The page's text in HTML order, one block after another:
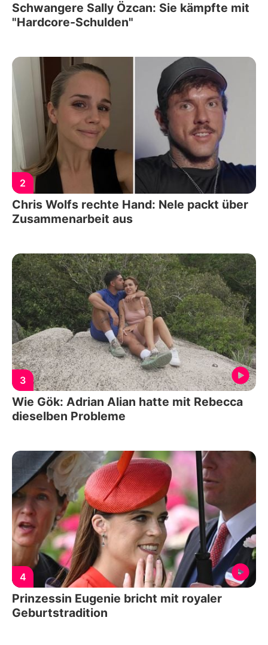
Schwangere Sally Özcan: Sie kämpfte mit
"Hardcore-Schulden"
2
Chris Wolfs rechte Hand: Nele packt über
Zusammenarbeit aus
3
Wie Gök: Adrian Alian hatte mit Rebecca
dieselben Probleme
4
Prinzessin Eugenie bricht mit royaler
Geburtstradition